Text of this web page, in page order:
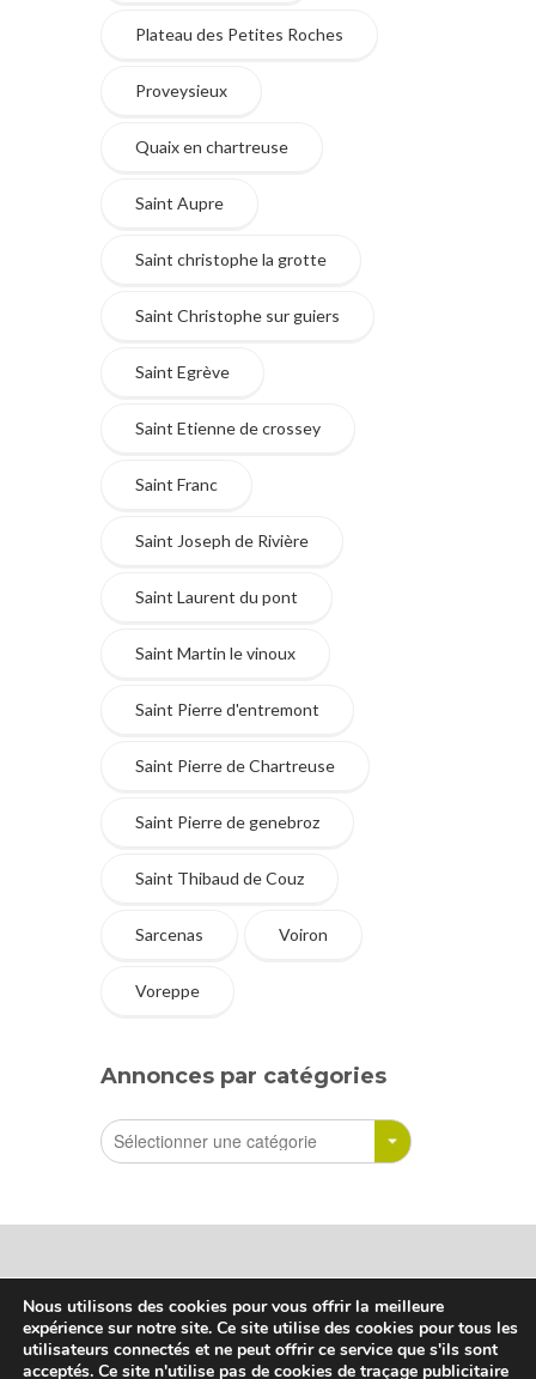
Plateau des Petites Roches
Proveysieux
Quaix en chartreuse
Saint Aupre
Saint christophe la grotte
Saint Christophe sur guiers
Saint Egrève
Saint Etienne de crossey
Saint Franc
Saint Joseph de Rivière
Saint Laurent du pont
Saint Martin le vinoux
Saint Pierre d'entremont
Saint Pierre de Chartreuse
Saint Pierre de genebroz
Saint Thibaud de Couz
Sarcenas Voiron
Voreppe
Annonces par catégories
Sharetreuse © Tous droits réservés
Nous utilisons des cookies pour vous offrir la meilleure
expérience sur notre site. Ce site utilise des cookies pour tous les
utilisateurs connectés et ne peut offrir ce service que s'ils sont
acceptés. Ce site n'utilise pas de cookies de traçage publicitaire